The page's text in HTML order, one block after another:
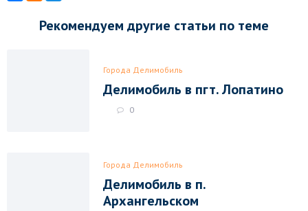
Рекомендуем другие статьи по теме
Города Делимобиль
Делимобиль в пгт. Лопатино
0
Города Делимобиль
Делимобиль в п.
Архангельском